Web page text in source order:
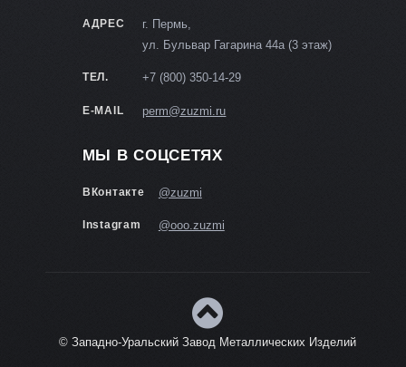
АДРЕС
г. Пермь,
ул. Бульвар Гагарина 44а (3 этаж)
ТЕЛ. +7 (800) 350-14-29
E-MAIL perm@zuzmi.ru
МЫ В СОЦСЕТЯХ
ВКонтакте @zuzmi
Instagram @ooo.zuzmi
© Западно-Уральский Завод Металлических Изделий